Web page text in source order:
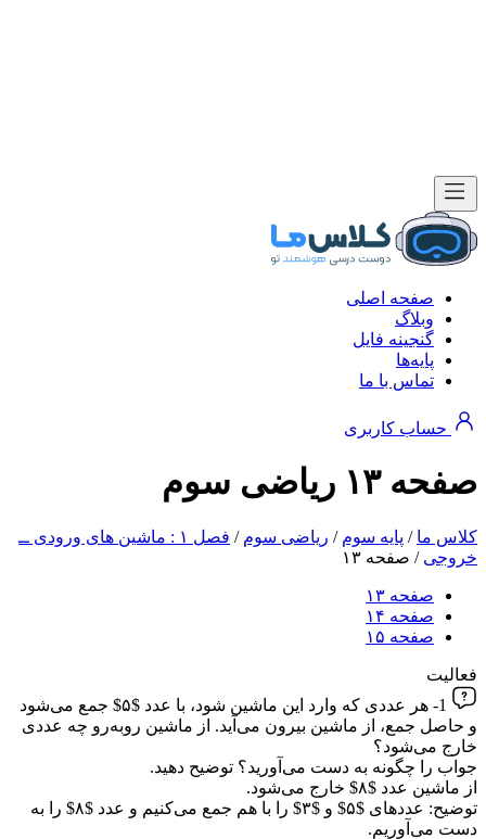
صفحه اصلی
وبلاگ
گنجینه فایل
پایه‌ها
تماس با ما
حساب کاربری
صفحه ۱۳ ریاضی سوم
کلاس ما / پایه سوم / ریاضی سوم /
فصل ۱ : ماشین های ورودی ــ
خروجی / صفحه ۱۳
صفحه ۱۳
صفحه ۱۴
صفحه ۱۵
فعالیت
1- هر عددی که وارد این ماشین شود، با عدد $۵$ جمع می‌شود
و حاصل جمع، از ماشین بیرون می‌آید. از ماشین روبه‌رو چه عددی
خارج می‌شود؟
جواب را چگونه به دست می‌آورید؟ توضیح دهید.
از ماشین عدد $۸$ خارج می‌شود.
توضیح: عددهای $۵$ و $۳$ را با هم جمع می‌کنیم و عدد $۸$ را به
دست می‌آوریم.